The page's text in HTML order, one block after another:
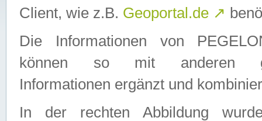
Client, wie z.B. Geoportal.de ↗
Die Informationen von
können so mit anderen
Informationen ergänzt und
In der rechten Abbildung